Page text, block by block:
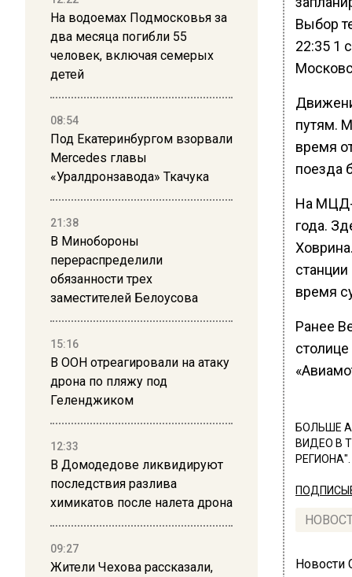
На водоемах Подмосковья за
два месяца погибли 55
человек, включая семерых
детей
08:54
Под Екатеринбургом взорвали
Mercedes главы
«Уралдронзавода» Ткачука
21:38
В Минобороны
перераспределили
обязанности трех
заместителей Белоусова
15:16
В ООН отреагировали на атаку
дрона по пляжу под
Геленджиком
12:33
В Домодедове ликвидируют
последствия разлива
химикатов после налета дрона
09:27
Жители Чехова рассказали,
Выбор
22:35 1
путям.
время
поезда
На МЦД-
года.
время
Ранее
БОЛЬШЕ
ВИДЕО В
РЕГИОНА".